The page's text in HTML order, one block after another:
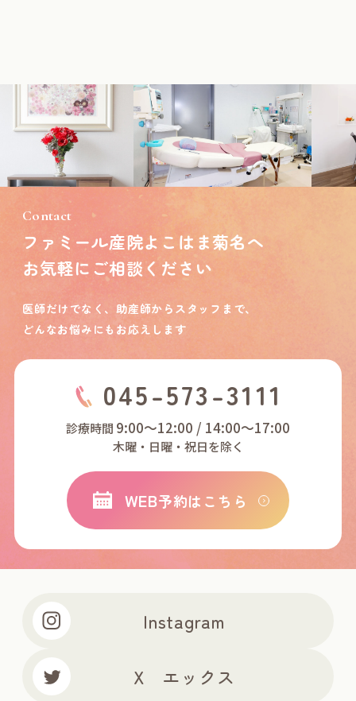
Contact
ファミール産院よこはま菊名へ
お気軽にご相談ください
医師だけでなく、助産師からスタッフまで、
どんなお悩みにもお応えします
045-573-3111
診療時間 9:00～12:00 / 14:00～17:00
木曜・日曜・祝日を除く
WEB予約はこちら
Instagram
X エックス